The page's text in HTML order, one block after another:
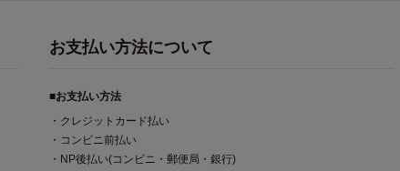
お支払い方法について
■お支払い方法
・クレジットカード払い
・コンビニ前払い
・NP後払い(コンビニ・郵便局・銀行)